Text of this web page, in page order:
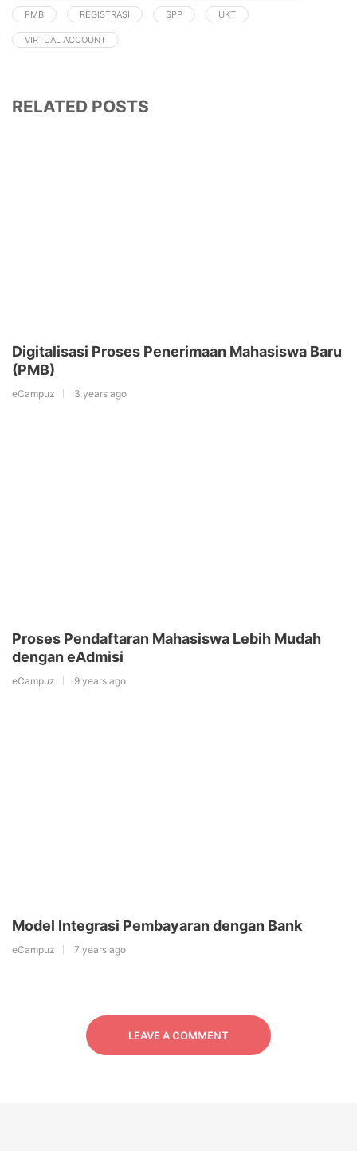
PMB REGISTRASI SPP UKT
VIRTUAL ACCOUNT
RELATED POSTS
Digitalisasi Proses Penerimaan Mahasiswa Baru
(PMB)
eCampuz 3 years ago
Proses Pendaftaran Mahasiswa Lebih Mudah
dengan eAdmisi
eCampuz 9 years ago
Model Integrasi Pembayaran dengan Bank
eCampuz 7 years ago
LEAVE A COMMENT